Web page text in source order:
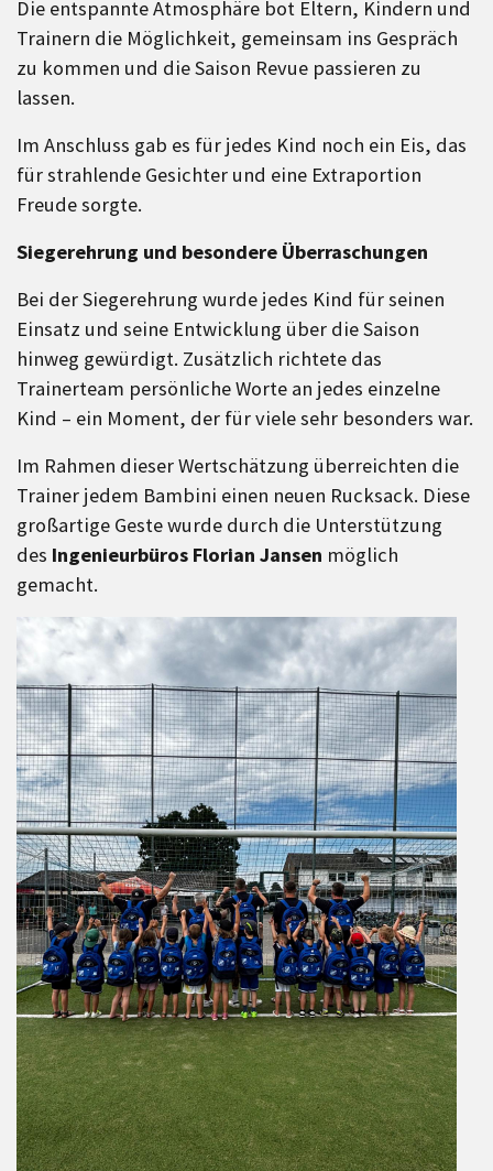
Die entspannte Atmosphäre bot Eltern, Kindern und
Trainern die Möglichkeit, gemeinsam ins Gespräch
zu kommen und die Saison Revue passieren zu
lassen.
Im Anschluss gab es für jedes Kind noch ein Eis, das
für strahlende Gesichter und eine Extraportion
Freude sorgte.
Siegerehrung und besondere Überraschungen
Bei der Siegerehrung wurde jedes Kind für seinen
Einsatz und seine Entwicklung über die Saison
hinweg gewürdigt. Zusätzlich richtete das
Trainerteam persönliche Worte an jedes einzelne
Kind – ein Moment, der für viele sehr besonders war.
Im Rahmen dieser Wertschätzung überreichten die
Trainer jedem Bambini einen neuen Rucksack. Diese
großartige Geste wurde durch die Unterstützung
des Ingenieurbüros Florian Jansen möglich
gemacht.